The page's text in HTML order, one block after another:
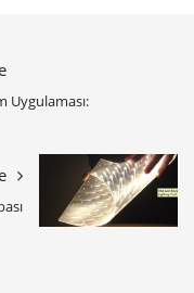
Uygulaması: